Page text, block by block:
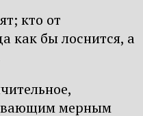
кто от
как бы лоснится, а
мерным